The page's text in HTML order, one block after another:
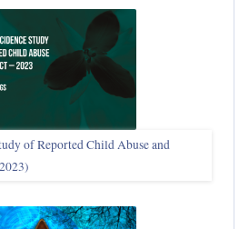
of Reported Child Abuse and